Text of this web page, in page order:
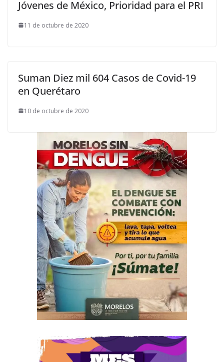
Jóvenes de México, Prioridad para el PRI
11 de octubre de 2020
Suman Diez mil 604 Casos de Covid-19
en Querétaro
10 de octubre de 2020